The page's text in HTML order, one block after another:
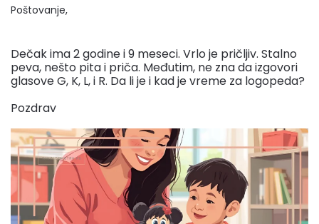
Poštovanje,
Dečak ima 2 godine i 9 meseci. Vrlo je pričljiv. Stalno
peva, nešto pita i priča. Međutim, ne zna da izgovori
glasove G, K, L, i R. Da li je i kad je vreme za logopeda?
Pozdrav